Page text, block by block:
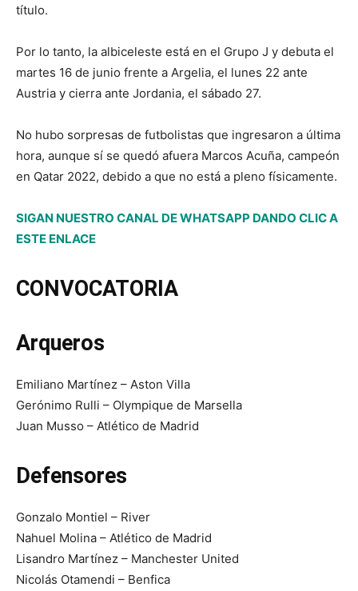
título.
Por lo tanto, la albiceleste está en el Grupo J y debuta el
martes 16 de junio frente a Argelia, el lunes 22 ante
Austria y cierra ante Jordania, el sábado 27.
No hubo sorpresas de futbolistas que ingresaron a última
hora, aunque sí se quedó afuera Marcos Acuña, campeón
en Qatar 2022, debido a que no está a pleno físicamente.
SIGAN NUESTRO CANAL DE WHATSAPP DANDO CLIC A
ESTE ENLACE
CONVOCATORIA
Arqueros
Emiliano Martínez – Aston Villa
Gerónimo Rulli – Olympique de Marsella
Juan Musso – Atlético de Madrid
Defensores
Gonzalo Montiel – River
Nahuel Molina – Atlético de Madrid
Lisandro Martínez – Manchester United
Nicolás Otamendi – Benfica